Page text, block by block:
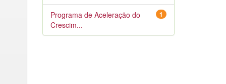
1
Programa de Aceleração do
Crescim...